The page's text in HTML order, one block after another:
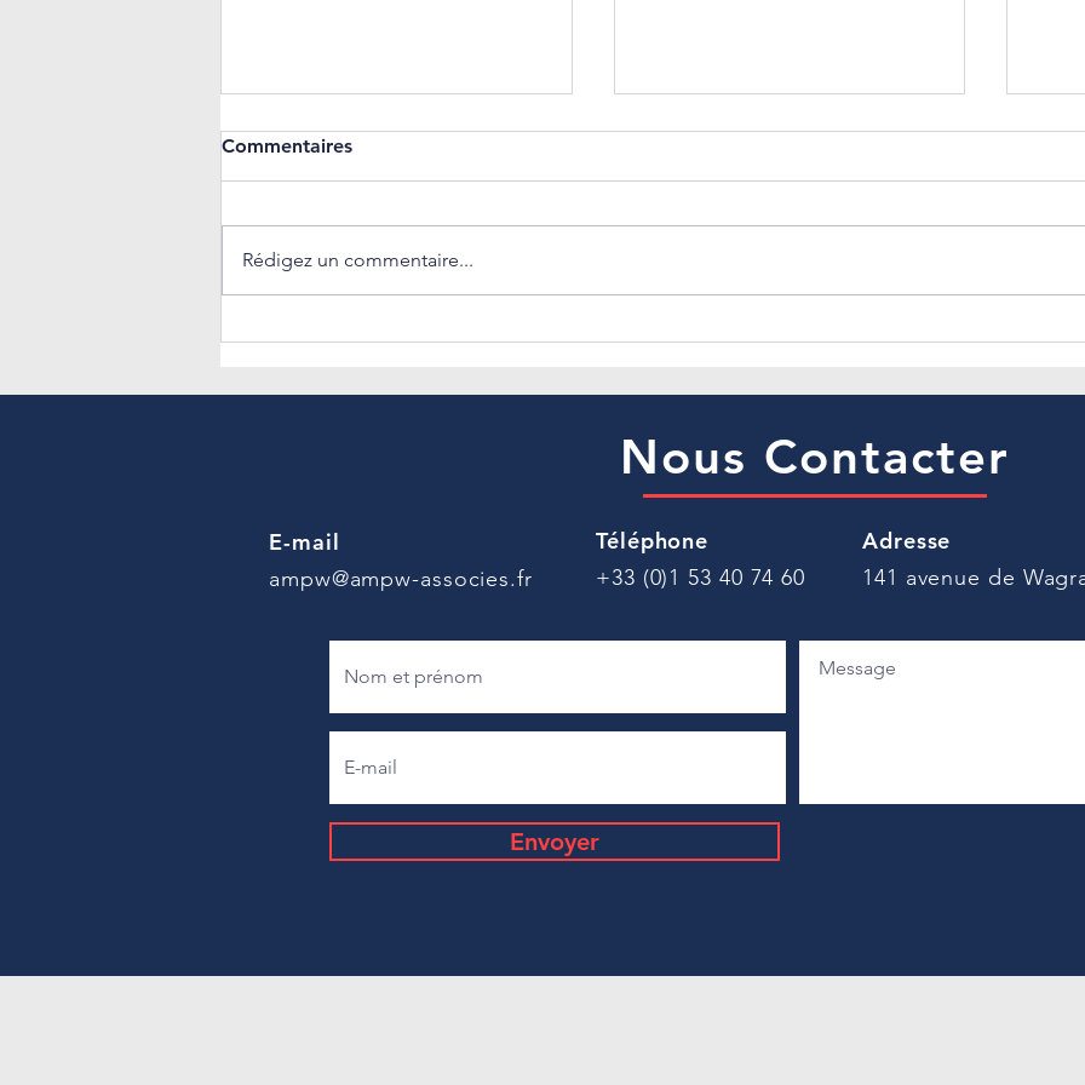
Consultant au sein du
𝐯𝐨𝐭𝐫𝐞 𝐬𝐭𝐫𝐚𝐭𝐞́𝐠𝐢𝐞 𝐑𝐇
𝐩𝐫𝐞̀𝐬
Commentaires
Rédigez un commentaire...
Nous Contacter
E-mail
ampw@ampw-associes.fr
Téléphone
+33 (0)1 53 40 74 60
Adresse
141 avenue de
Envoyer